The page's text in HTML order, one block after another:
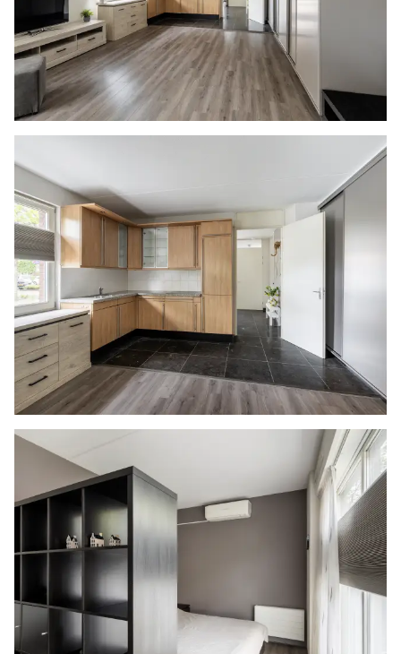
die de notaris berekent voor een eventuele
verkoopvolmacht en legalisatie hiervan ten
behoeve van de verkoper voor rekening van de
koper.
Zelfbewoningsplicht
welke vanaf 01-01-2023 binnen de gemeente
Vlaardingen van kracht is. De verkopend
makelaar heeft koper doorverwezen naar de
gemeente Vlaardingen omtrent de
desbetreffende regelgeving. Verkoper noch
verkopend makelaar aanvaarden geen enkele
aansprakelijkheid voor geleden schade wegens
het niet juist naleven van deze
zelfbewoningsplicht.
Niet-zelfbewoningsclausule
Koper verklaart ermee bekend te zijn, dat
verkoper de onroerende zaak nooit zelf feitelijk
heeft gebruikt en dat hij derhalve koper niet
heeft kunnen informeren over eigenschappen
van casu quo gebreken aan de onroerende zaak
welke hij niet kende doch waarvan hij op de
hoogte zou zijn geweest als hij de onroerende
zaak zelf feitelijk had gebruikt.
Gunning